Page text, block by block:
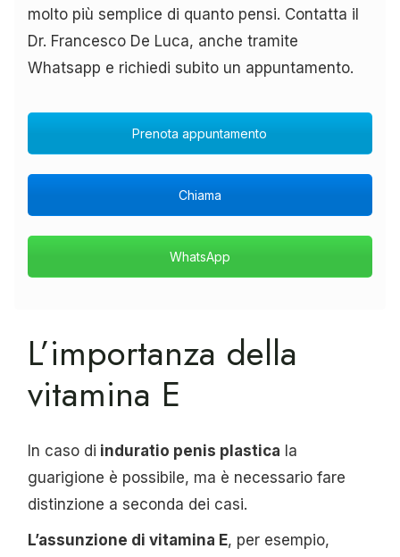
molto più semplice di quanto pensi. Contatta il
Dr. Francesco De Luca, anche tramite
Whatsapp e richiedi subito un appuntamento.
Prenota appuntamento
Chiama
WhatsApp
L’importanza della
vitamina E
In caso di induratio penis plastica la
guarigione è possibile, ma è necessario fare
distinzione a seconda dei casi.
L’assunzione di vitamina E, per esempio,